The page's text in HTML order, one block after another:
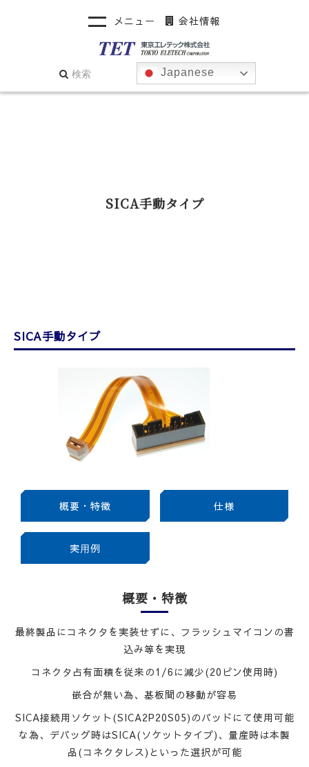
メニュー 会社情報
Japanese
SICA手動タイプ
SICA手動タイプ
概要・特徴 仕様
実⽤例
概要・特徴
最終製品にコネクタを実装せずに、フラッシュマイコンの書
込み等を実現
コネクタ占有面積を従来の1/6に減少(20ピン使用時)
嵌合が無い為、基板間の移動が容易
SICA接続用ソケット(SICA2P20S05)のパッドにて使用可能
な為、デバッグ時はSICA(ソケットタイプ)、量産時は本製
品(コネクタレス)といった選択が可能